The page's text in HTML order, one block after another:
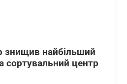
знищив найбільший
сортувальний центр